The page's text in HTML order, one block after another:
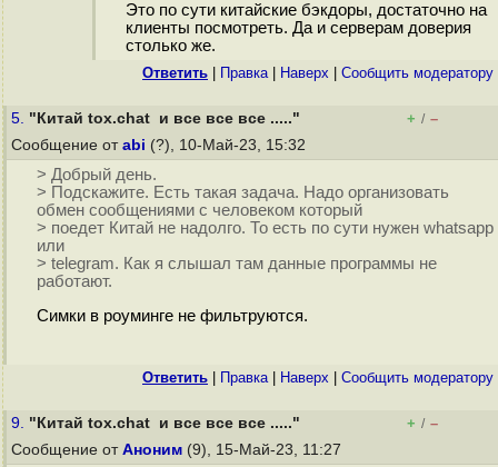
Это по сути китайские бэкдоры, достаточно на
клиенты посмотреть. Да и серверам доверия
столько же.
Ответить Правка| Наверх Cообщить модератору
5. "Китай tox.chat и все все все ....." + / –
Сообщение от abi (?), 10-Май-23, 15:32
> Добрый день.
> Подскажите. Есть такая задача. Надо организовать
обмен сообщениями с человеком который
> поедет Китай не надолго. То есть по сути нужен whatsapp
или
> telegram. Как я слышал там данные программы не
работают.
Симки в роуминге не фильтруются.
Ответить Правка| Наверх Cообщить модератору
9. "Китай tox.chat и все все все ....." + / –
Сообщение от Аноним (9), 15-Май-23, 11:27